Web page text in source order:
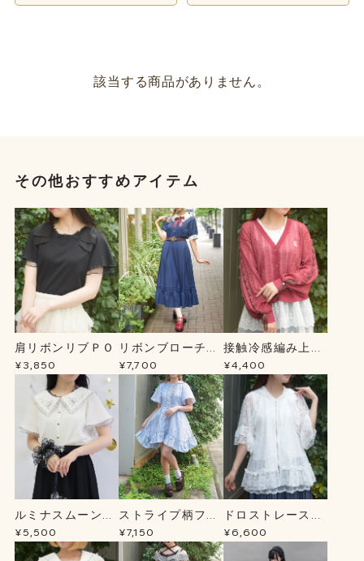
該当する商品がありません。
その他おすすめアイテム
肩リボンリブＰＯ
¥3,850
リボンブローチ薔
薇刺繍ＯＰ
¥7,700
接触冷感編み上げ
ニットＣＤ
¥4,400
ルミナスムーン刺
繍ブラウス
¥5,500
ストライプ柄フー
ドシャツＯＰ
¥7,150
ドロストレースパ
ーカー
¥6,600